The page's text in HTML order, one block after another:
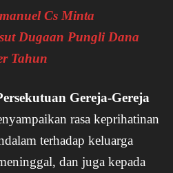
Cs Minta
Dugaan Pungli Dana
Tahun
Gereja-Gereja
rasa keprihatinan
terhadap keluarga
dan juga kepada